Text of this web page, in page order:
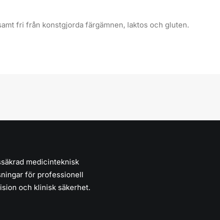
fri från konstgjorda färgämnen, laktos och gluten.
medicinteknisk
för professionell
och klinisk säkerhet.